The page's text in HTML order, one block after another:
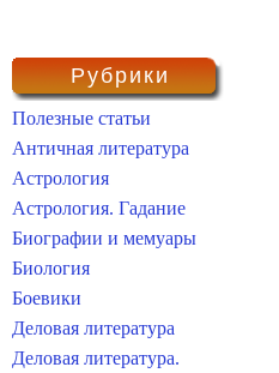
Рубрики
Полезные статьи
Античная литература
Астрология
Астрология. Гадание
Биографии и мемуары
Биология
Боевики
Деловая литература
Деловая литература.